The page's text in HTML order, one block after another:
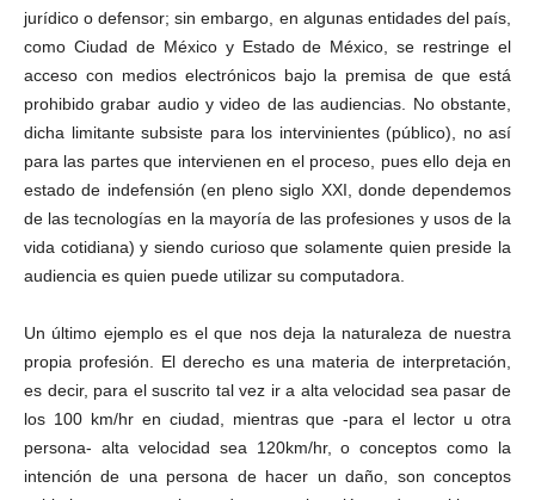
jurídico o defensor; sin embargo, en algunas entidades del país,
como Ciudad de México y Estado de México, se restringe el
acceso con medios electrónicos bajo la premisa de que está
prohibido grabar audio y video de las audiencias. No obstante,
dicha limitante subsiste para los intervinientes (público), no así
para las partes que intervienen en el proceso, pues ello deja en
estado de indefensión (en pleno siglo XXI, donde dependemos
de las tecnologías en la mayoría de las profesiones y usos de la
vida cotidiana) y siendo curioso que solamente quien preside la
audiencia es quien puede utilizar su computadora.
Un último ejemplo es el que nos deja la naturaleza de nuestra
propia profesión. El derecho es una materia de interpretación,
es decir, para el suscrito tal vez ir a alta velocidad sea pasar de
los 100 km/hr en ciudad, mientras que -para el lector u otra
persona- alta velocidad sea 120km/hr, o conceptos como la
intención de una persona de hacer un daño, son conceptos